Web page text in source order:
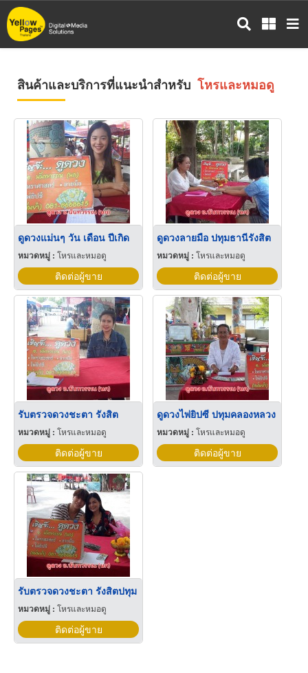
ข้าม
ไป
สินค้าและบริการที่แนะนำสำหรับ โหรและหมอดู
ดูดวงแม่นๆ วัน เดือน ปีเกิด
หมวดหมู่ : โหรและหมอดู
ติดต่อผู้ขาย
ดูดวงลายมือ ปทุมธานีรังสิต
หมวดหมู่ :โหรและหมอดู
ติดต่อผู้ขาย
รับตรวจดวงชะตา รังสิต
หมวดหมู่ : โหรและหมอดู
ติดต่อผู้ขาย
ดูดวงไพ่ยิปซี ปทุมคลองหลวง
หมวดหมู่ :โหรและหมอดู
ติดต่อผู้ขาย
รับตรวจดวงชะตา รังสิตปทุม
หมวดหมู่ : โหรและหมอดู
ติดต่อผู้ขาย